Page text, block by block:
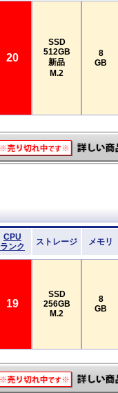
20
SSD
512GB
新品
M.2
8
GB
CPU
ランク
ストレージ メモリ
19
SSD
256GB
M.2
8
GB